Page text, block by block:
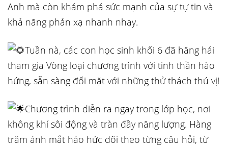
Anh mà còn khám phá sức mạnh của sự tự tin và
khả năng phản xạ nhanh nhạy.
Tuần nà, các con học sinh khối 6 đã hăng hái
tham gia Vòng loại chương trình với tinh thần hào
hứng, sẵn sàng đối mặt với những thử thách thú vị!
Chương trình diễn ra ngay trong lớp học, nơi
không khí sôi động và tràn đầy năng lượng. Hàng
trăm ánh mắt háo hức dõi theo từng câu hỏi, từ